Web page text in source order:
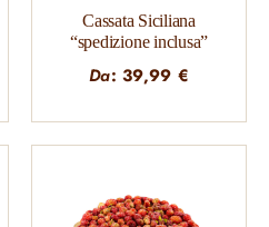
Cassata Siciliana
“spedizione inclusa”
Da:39,99 €